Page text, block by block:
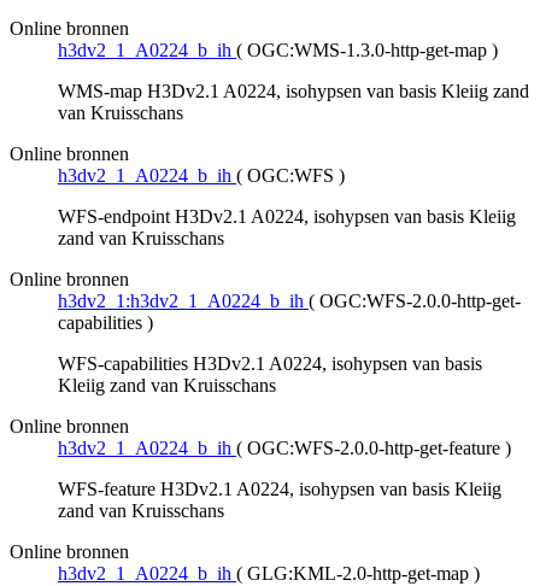
Online bronnen
h3dv2_1_A0224_b_ih ( OGC:WMS-1.3.0-http-get-map )
WMS-map H3Dv2.1 A0224, isohypsen van basis Kleiig zand
van Kruisschans
Online bronnen
h3dv2_1_A0224_b_ih ( OGC:WFS )
WFS-endpoint H3Dv2.1 A0224, isohypsen van basis Kleiig
zand van Kruisschans
Online bronnen
h3dv2_1:h3dv2_1_A0224_b_ih ( OGC:WFS-2.0.0-http-get-
capabilities )
WFS-capabilities H3Dv2.1 A0224, isohypsen van basis
Kleiig zand van Kruisschans
Online bronnen
h3dv2_1_A0224_b_ih ( OGC:WFS-2.0.0-http-get-feature )
WFS-feature H3Dv2.1 A0224, isohypsen van basis Kleiig
zand van Kruisschans
Online bronnen
h3dv2_1_A0224_b_ih ( GLG:KML-2.0-http-get-map )